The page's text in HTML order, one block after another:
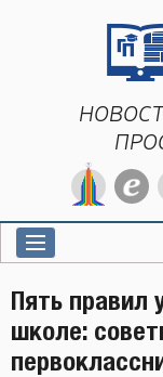
Пять правил
школе: